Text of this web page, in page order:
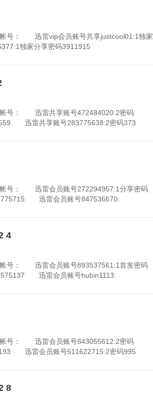
号： 迅雷vip会员账号共享justcool01:1独家
独家分享密码3911915
号： 迅雷共享账号472484020:2密码
迅雷共享账号283775638:2密码373
号： 迅雷会员账号272294957:1分享密码
迅雷会员账号847536670:
4
号： 迅雷会员账号893537561:1首发密码
迅雷会员账号hubin1113:
号： 迅雷会员账号843055612:2密码
迅雷会员账号511622715:2密码995
8